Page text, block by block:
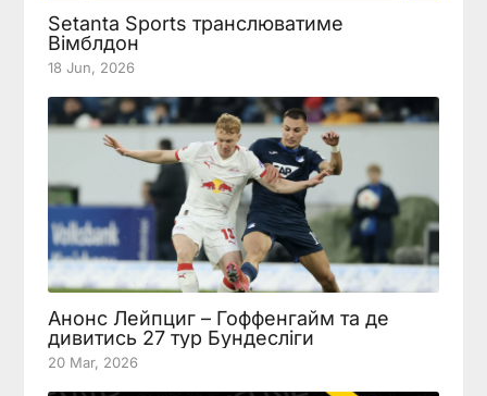
Setanta Sports транслюватиме
Вімблдон
18 Jun, 2026
Анонс Лейпциг – Гоффенгайм та де
дивитись 27 тур Бундесліги
20 Mar, 2026